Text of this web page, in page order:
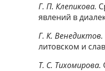
Г. П. Клепикова.
явлений в
Г. К. Венедиктов.
литовском и
Т. С. Тихомирова.